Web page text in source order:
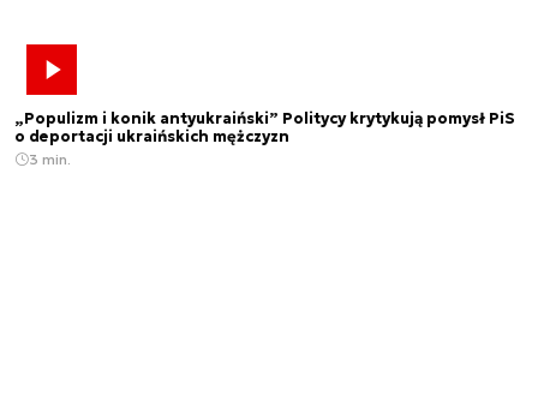
„Populizm i konik antyukraiński” Politycy krytykują pomysł PiS
o deportacji ukraińskich mężczyzn
3 min.